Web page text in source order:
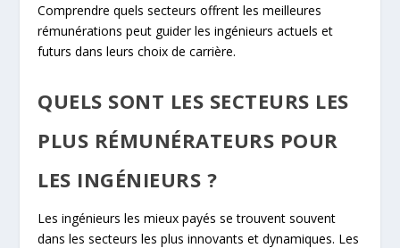
Comprendre quels secteurs offrent les meilleures
rémunérations peut guider les ingénieurs actuels et
futurs dans leurs choix de carrière.
QUELS SONT LES SECTEURS LES
PLUS RÉMUNÉRATEURS POUR
LES INGÉNIEURS ?
Les ingénieurs les mieux payés se trouvent souvent
dans les secteurs les plus innovants et dynamiques. Les